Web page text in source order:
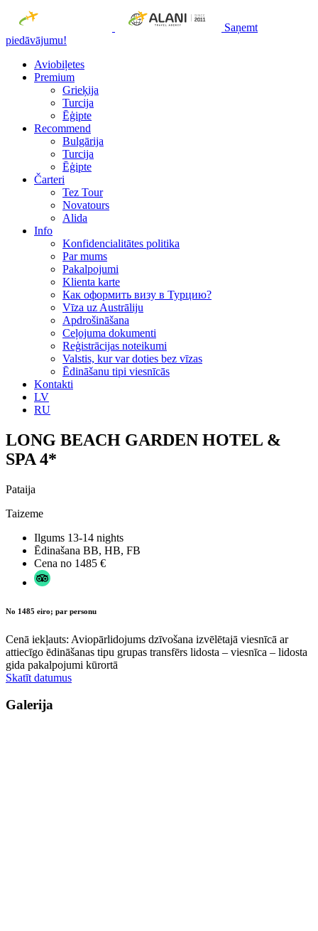
Saņemt
piedāvājumu!
Aviobiļetes
Premium
Grieķija
Turcija
Ēģipte
Recommend
Bulgārija
Turcija
Ēģipte
Čarteri
Tez Tour
Novatours
Alida
Info
Konfidencialitātes politika
Par mums
Рakalpojumi
Klienta karte
Как оформить визу в Турцию?
Vīza uz Austrāliju
Apdrošināšana
Ceļojuma dokumenti
Reģistrācijas noteikumi
Valstis, kur var doties bez vīzas
Ēdināšanu tipi viesnīcās
Kontakti
LV
RU
LONG BEACH GARDEN HOTEL &
SPA 4*
Pataija
Taizeme
Ilgums 13-14 nights
Ēdinašana BB, HB, FB
Cena no 1485 €
No 1485 eiro; par personu
Cenā iekļauts: Aviopārlidojums dzīvošana izvēlētajā viesnīcā ar
attiecīgo ēdināšanas tipu grupas transfērs lidosta – viesnīca – lidosta
gida pakalpojumi kūrortā
Skatīt datumus
Galerija